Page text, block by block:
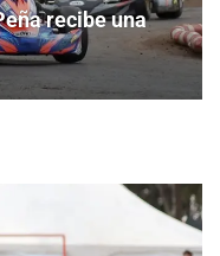
recibe una